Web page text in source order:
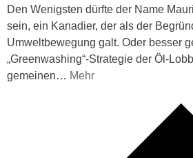
Den Wenigsten dürfte der Name
sein, ein Kanadier, der als der
Umweltbewegung galt. Oder besser
„Greenwashing“-Strategie der Öl-
gemeinen… Mehr